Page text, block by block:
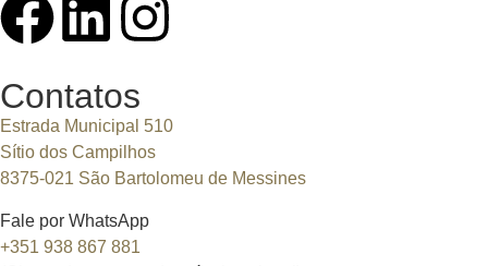
Contatos
Estrada Municipal 510
Sítio dos Campilhos
8375-021 São Bartolomeu de Messines
Fale por WhatsApp
+351 938 867 881